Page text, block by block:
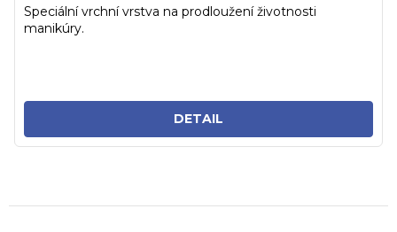
DETAIL
Speciální vrchní vrstva na prodloužení životnosti
manikúry.